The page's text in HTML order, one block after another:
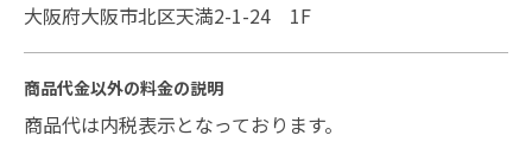
大阪府大阪市北区天満2-1-24 1F
商品代金以外の料金の説明
商品代は内税表示となっております。